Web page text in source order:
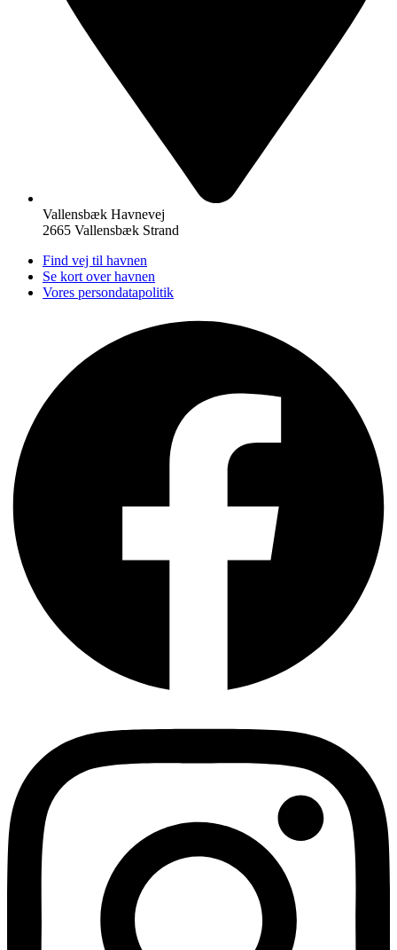
Vallensbæk Havnevej
2665 Vallensbæk Strand
Find vej til havnen
Se kort over havnen
Vores persondatapolitik